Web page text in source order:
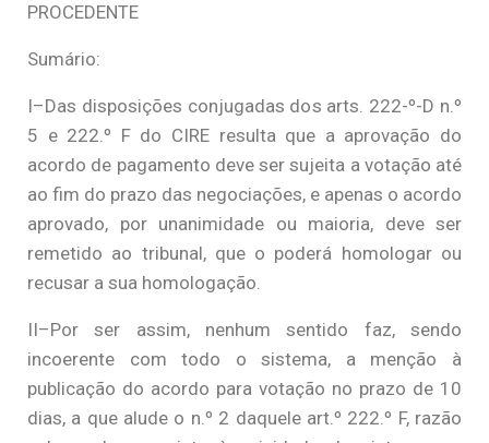
PROCEDENTE
Sumário:
I–Das disposições conjugadas dos arts. 222-º-D n.º
5 e 222.º F do CIRE resulta que a aprovação do
acordo de pagamento deve ser sujeita a votação até
ao fim do prazo das negociações, e apenas o acordo
aprovado, por unanimidade ou maioria, deve ser
remetido ao tribunal, que o poderá homologar ou
recusar a sua homologação.
II–Por ser assim, nenhum sentido faz, sendo
incoerente com todo o sistema, a menção à
publicação do acordo para votação no prazo de 10
dias, a que alude o n.º 2 daquele art.º 222.º F, razão